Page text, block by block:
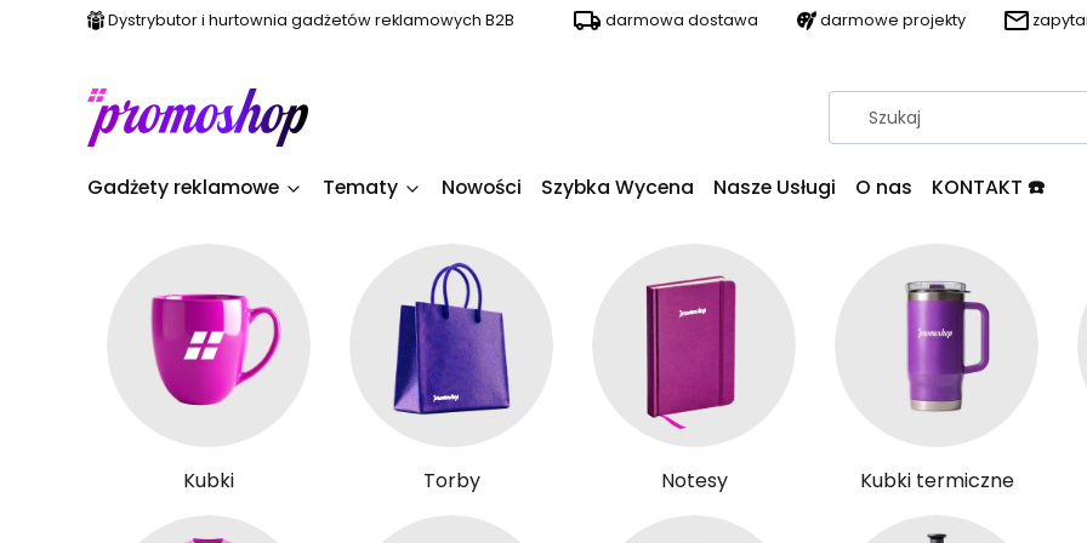
Dystrybutor i hurtownia gadżetów reklamowych B2B darmowa dostawa darmowe projekty
Gadżety reklamowe Tematy Nowości Szybka Wycena Nasze Usługi O nas KONTAKT ☎️
Kubki Torby Notesy Kubki termiczne